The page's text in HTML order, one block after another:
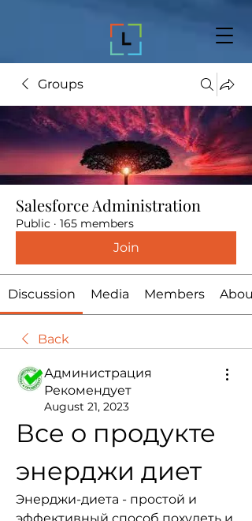
Groups
Salesforce Administration
Public · 165 members
Join
Discussion Media Members About
Back
Администрация
Рекомендует
August 21, 2023
Все о продукте
энерджи диет
Энерджи-диета - простой и